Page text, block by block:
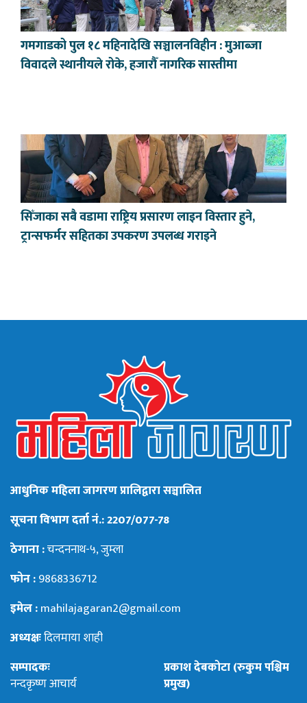
गमगाडको पुल १८ महिनादेखि सञ्चालनविहीन : मुआब्जा
विवादले स्थानीयले रोके, हजारौँ नागरिक सास्तीमा
सिँजाका सबै वडामा राष्ट्रिय प्रसारण लाइन विस्तार हुने,
ट्रान्सफर्मर सहितका उपकरण उपलब्ध गराइने
आधुनिक महिला जागरण प्रालिद्वारा सञ्चालित
सूचना विभाग दर्ता नं.: 2207/077-78
ठेगाना :चन्दननाथ-५, जुम्ला
फोन :9868336712
इमेल :mahilajagaran2@gmail.com
अध्यक्षःदिलमाया शाही
सम्पादकः
नन्दकृष्ण आचार्य
प्रकाश देबकोटा (रुकुम पश्चिम
प्रमुख)